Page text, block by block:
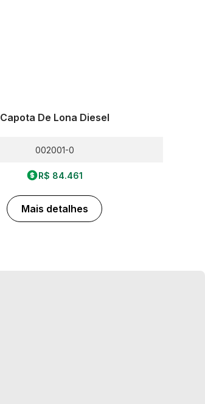
Capota De Lona Diesel
002001-0
R$ 84.461
Mais detalhes